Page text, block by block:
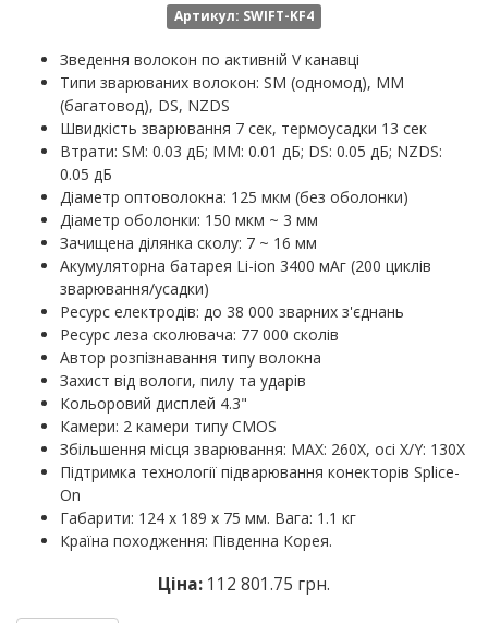
Артикул: SWIFT-KF4
Зведення волокон по активній V канавці
Типи зварюваних волокон: SM (одномод), MM
(багатовод), DS, NZDS
Швидкість зварювання 7 сек, термоусадки 13 сек
Втрати: SM: 0.03 дБ; MM: 0.01 дБ; DS: 0.05 дБ; NZDS:
0.05 дБ
Діаметр оптоволокна: 125 мкм (без оболонки)
Діаметр оболонки: 150 мкм ~ 3 мм
Зачищена ділянка сколу: 7 ~ 16 мм
Акумуляторна батарея Li-ion 3400 мАг (200 циклів
зварювання/усадки)
Ресурс електродів: до 38 000 зварних з'єднань
Ресурс леза сколювача: 77 000 сколів
Автор розпізнавання типу волокна
Захист від вологи, пилу та ударів
Кольоровий дисплей 4.3"
Камери: 2 камери типу CMOS
Збільшення місця зварювання: MAX: 260X, осі X/Y: 130X
Підтримка технології підварювання конекторів Splice-
On
Габарити: 124 х 189 х 75 мм. Вага: 1.1 кг
Країна походження: Південна Корея.
Ціна: 112 801.75 грн.